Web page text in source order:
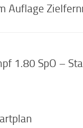
Auflage
1.80 SpO –